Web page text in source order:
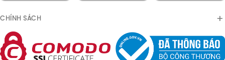
CHÍNH SÁCH